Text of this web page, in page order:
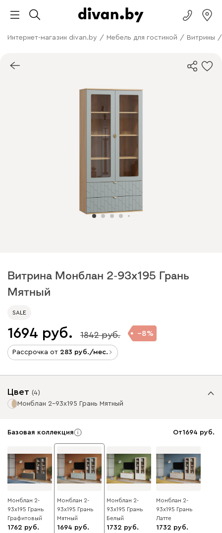
Интернет-магазин divan.by / Мебель для гостиной / Витрины /
Витрина Монблан 2-93x195 Грань
Мятный
SALE
1694 1842 8
Рассрочка от 283 /мес.
Цвет (4)
Монблан 2-93x195 Грань Мятный
Базовая коллекция От1694
Монблан 2-
93x195 Грань
Графитовый
1762
Монблан 2-
93x195 Грань
Мятный
1694
Монблан 2-
93x195 Грань
Белый
1732
Монблан 2-
93x195 Грань
Латте
1732